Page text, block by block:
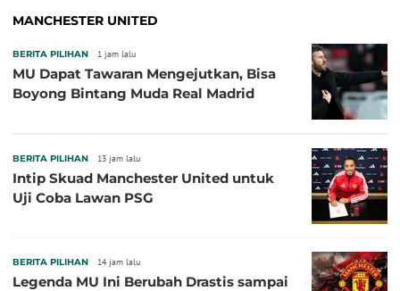
MANCHESTER UNITED
BERITA PILIHAN 1 jam lalu
MU Dapat Tawaran Mengejutkan, Bisa
Boyong Bintang Muda Real Madrid
BERITA PILIHAN 13 jam lalu
Intip Skuad Manchester United untuk
Uji Coba Lawan PSG
BERITA PILIHAN 14 jam lalu
Legenda MU Ini Berubah Drastis sampai